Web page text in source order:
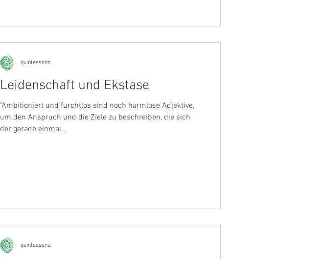
Leidenschaft und Ekstase
"Ambitioniert und furchtlos sind noch harmlose Adjektive,
um den Anspruch und die Ziele zu beschreiben, die sich
der gerade einmal...
quintessenz
quintessenz